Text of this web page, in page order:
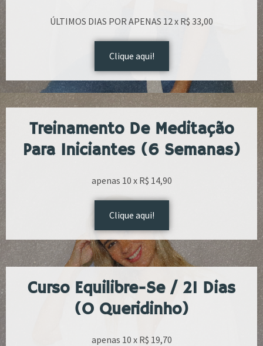
ÚLTIMOS DIAS POR APENAS 12 x R$ 33,00
Clique aqui!
Treinamento De Meditação
Para Iniciantes (6 Semanas)
apenas 10 x R$ 14,90
Clique aqui!
Curso Equilibre-Se / 21 Dias
(o Queridinho)
apenas 10 x R$ 19,70